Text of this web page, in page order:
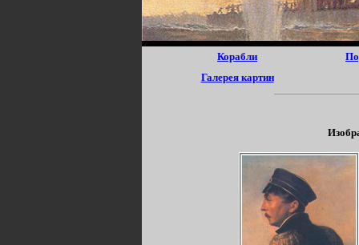
Корабли
Галерея картин